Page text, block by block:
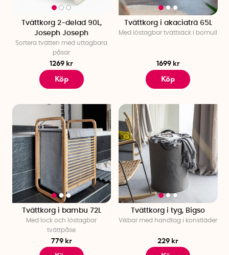
Tvättkorg 2-delad 90L,
Joseph Joseph
Sortera tvätten med uttagbara
påsar
1269 kr
Köp
Tvättkorg i akaciaträ 65L
Med löstagbar tvättsäck i bomull
1699 kr
Köp
Tvättkorg i bambu 72L
Med lock och löstagbar
tvättpåse
779 kr
Tvättkorg i tyg, Bigso
Vikbar med handtag i konstläder
229 kr